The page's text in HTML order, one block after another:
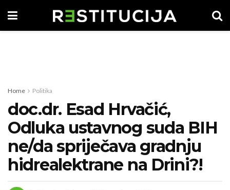
Home Politika
doc.dr. Esad Hrvačić,
Odluka ustavnog suda BIH
ne/da spriječava gradnju
hidrealektrane na Drini?!